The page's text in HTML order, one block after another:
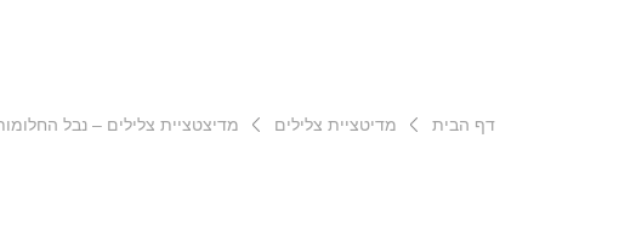
דף הבית מדיטציית צלילים מדיצטציית צלילים – נבל